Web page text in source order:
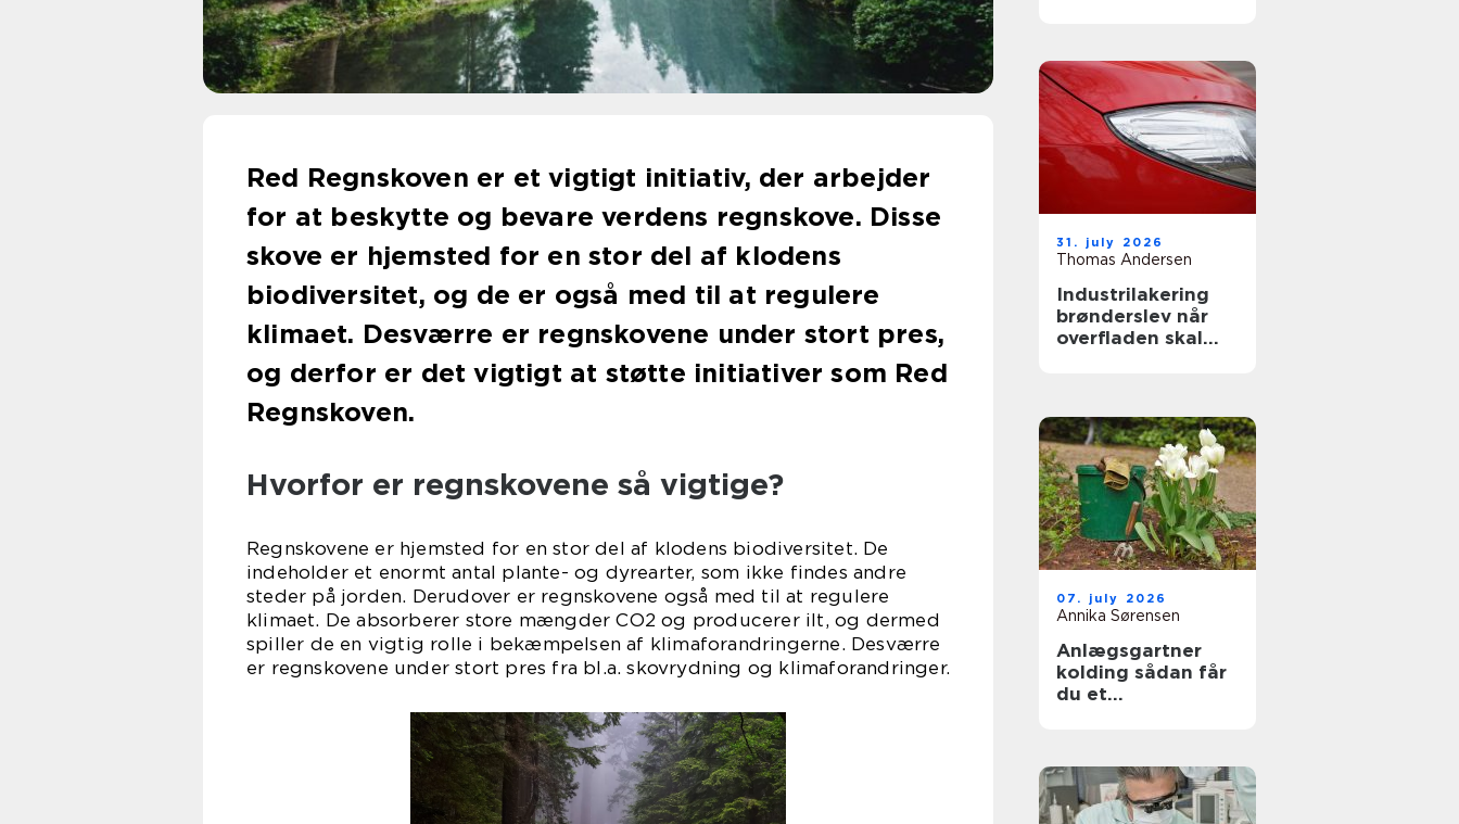
Red Regnskoven er et vigtigt initiativ, der arbejder
for at beskytte og bevare verdens regnskove. Disse
skove er hjemsted for en stor del af klodens
biodiversitet, og de er også med til at regulere
klimaet. Desværre er regnskovene under stort pres,
og derfor er det vigtigt at støtte initiativer som Red
Regnskoven.
Hvorfor er regnskovene så vigtige?
Regnskovene er hjemsted for en stor del af klodens biodiversitet. De
indeholder et enormt antal plante- og dyrearter, som ikke findes andre
steder på jorden. Derudover er regnskovene også med til at regulere
klimaet. De absorberer store mængder CO2 og producerer ilt, og dermed
spiller de en vigtig rolle i bekæmpelsen af klimaforandringerne. Desværre
er regnskovene under stort pres fra bl.a. skovrydning og klimaforandringer.
31. july 2026
Thomas Andersen
Industrilakering
brønderslev når
overfladen skal
07. july 2026
Annika Sørensen
Anlægsgartner
kolding sådan får
du et